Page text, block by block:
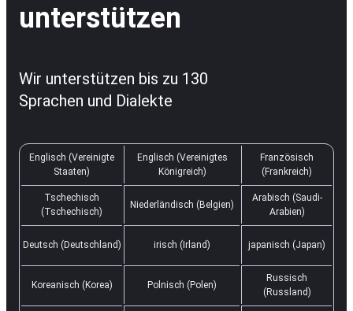
unterstützen
Wir unterstützen bis zu 130
Sprachen und Dialekte
Englisch (Vereinigte
Staaten)
Englisch (Vereinigtes
Königreich)
Französisch
(Frankreich)
Tschechisch
(Tschechisch)
Niederländisch (Belgien)
Arabisch (Saudi-
Arabien)
Deutsch (Deutschland) irisch (Irland) japanisch (Japan)
Koreanisch (Korea) Polnisch (Polen)
Russisch
(Russland)